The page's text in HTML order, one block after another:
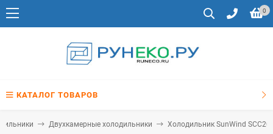
0
КАТАЛОГ ТОВАРОВ
Двухкамерные холодильники Холодильник SunWind